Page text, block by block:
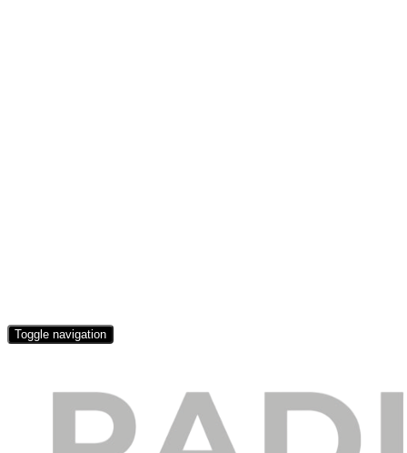
Toggle navigation